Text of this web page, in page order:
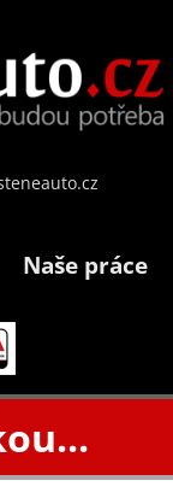
Naše práce